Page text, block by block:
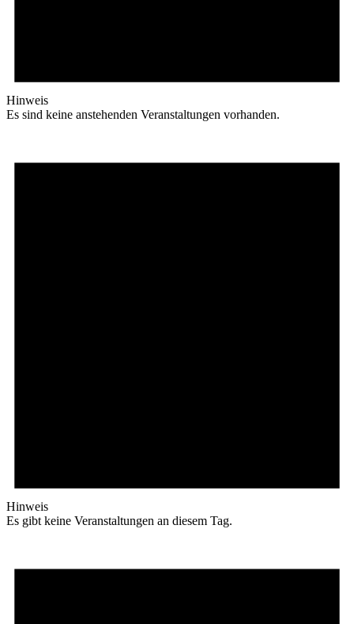
Hinweis
Es sind keine anstehenden Veranstaltungen vorhanden.
Hinweis
Es gibt keine Veranstaltungen an diesem Tag.